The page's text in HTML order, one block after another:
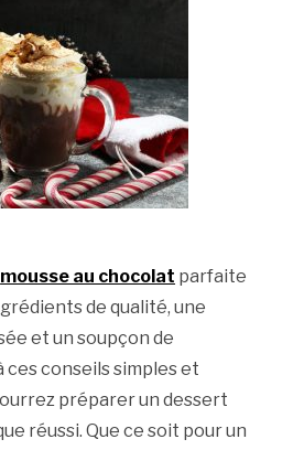
mousse au chocolat parfaite
de qualité, une
et un soupçon de
ces conseils simples et
préparer un dessert
réussi. Que ce soit pour un